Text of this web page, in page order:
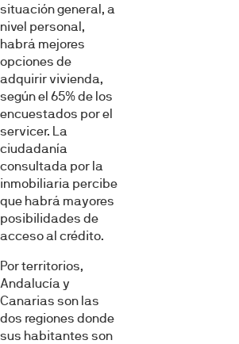
situación general, a
nivel personal,
habrá mejores
opciones de
adquirir vivienda,
según el 65% de los
encuestados por el
servicer. La
ciudadanía
consultada por la
inmobiliaria percibe
que habrá mayores
posibilidades de
acceso al crédito.
Por territorios,
Andalucía y
Canarias son las
dos regiones donde
sus habitantes son